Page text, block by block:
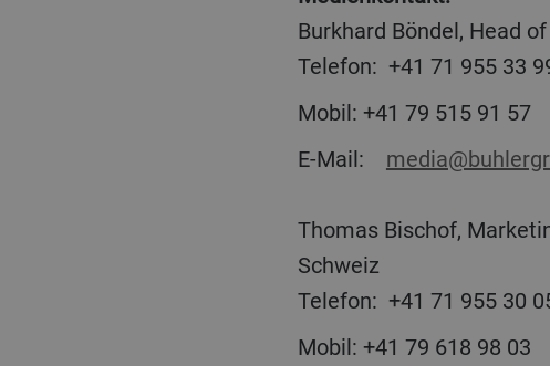
Burkhard Böndel, Head
Telefon: +41 71 955 33
Mobil: +41 79 515 91 57
E-Mail:
Thomas Bischof,
Schweiz
Telefon: +41 71 955 30
Mobil: +41 79 618 98 03